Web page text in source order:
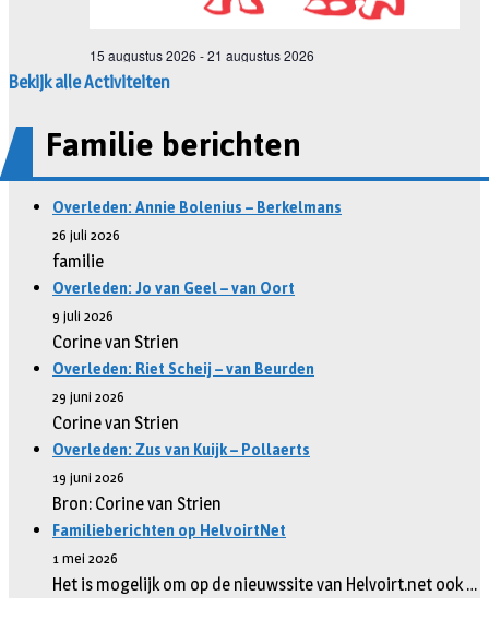
Bekijk alle Activiteiten
Familie berichten
Overleden: Annie Bolenius – Berkelmans
26 juli 2026
familie
Overleden: Jo van Geel – van Oort
9 juli 2026
Corine van Strien
Overleden: Riet Scheij – van Beurden
29 juni 2026
Corine van Strien
Overleden: Zus van Kuijk – Pollaerts
19 juni 2026
Bron: Corine van Strien
Familieberichten op HelvoirtNet
1 mei 2026
Het is mogelijk om op de nieuwssite van Helvoirt.net ook …